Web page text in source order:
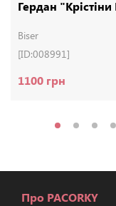
Гердан "Крістіни
Biser
[ID:008991]
1100 грн
Про PACORKY